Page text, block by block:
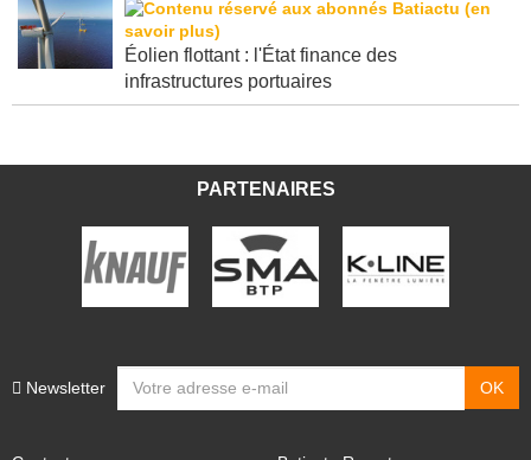
Éolien flottant : l'État finance des